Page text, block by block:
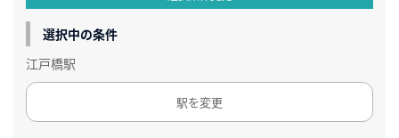
選択中の条件
江戸橋駅
駅を変更